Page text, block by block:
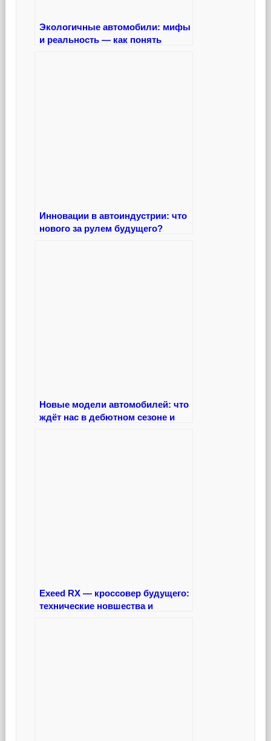
Экологичные автомобили: мифы
и реальность — как понять
Инновации в автоиндустрии: что
нового за рулем будущего?
Новые модели автомобилей: что
ждёт нас в дебютном сезоне и
Exeed RX — кроссовер будущего:
технические новшества и